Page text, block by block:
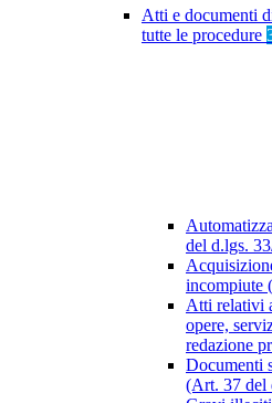
Atti e documenti
tutte le procedure
del d.lgs.
incompiute
Atti relativi
opere,
redazione
Documenti
(Art. 37 del